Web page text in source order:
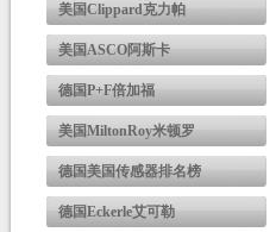
美国Clippard克力帕
美国ASCO阿斯卡
德国P+F倍加福
美国MiltonRoy米顿罗
德国美国传感器排名榜
德国Eckerle艾可勒